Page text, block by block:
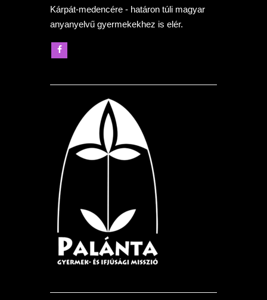
Kárpát-medencére - határon túli magyar
anyanyelvű gyermekekhez is elér.